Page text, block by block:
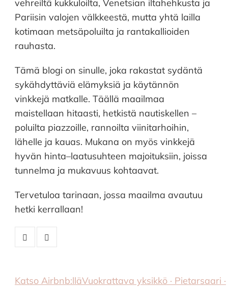
vehreiltä kukkuloilta, Venetsian iltahehkusta ja
Pariisin valojen välkkeestä, mutta yhtä lailla
kotimaan metsäpoluilta ja rantakallioiden
rauhasta.
Tämä blogi on sinulle, joka rakastat sydäntä
sykähdyttäviä elämyksiä ja käytännön
vinkkejä matkalle. Täällä maailmaa
maistellaan hitaasti, hetkistä nautiskellen –
poluilta piazzoille, rannoilta viinitarhoihin,
lähelle ja kauas. Mukana on myös vinkkejä
hyvän hinta–laatusuhteen majoituksiin, joissa
tunnelma ja mukavuus kohtaavat.
Tervetuloa tarinaan, jossa maailma avautuu
hetki kerrallaan!
Katso Airbnb:lläVuokrattava yksikkö · Pietarsaari ·